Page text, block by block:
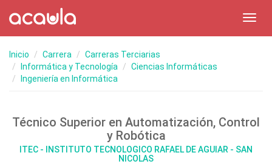
Inicio Carrera
Carreras Terciarias
Informática y Tecnología
Ciencias Informáticas
Ingeniería en Informática
Técnico Superior en Automatización, Control
y Robótica
ITEC - INSTITUTO TECNOLOGICO RAFAEL DE AGUIAR - SAN
NICOLAS